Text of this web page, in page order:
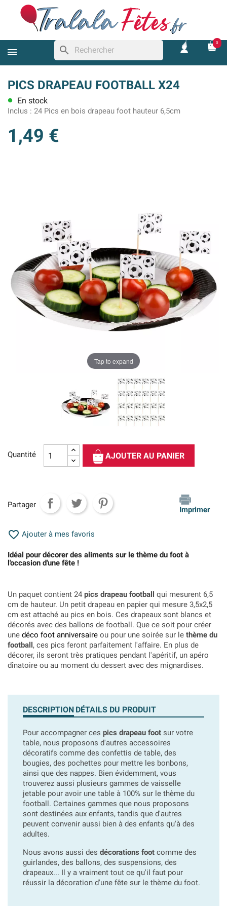
search
0
PICS DRAPEAU FOOTBALL X24
lens En stock
Inclus : 24 Pics en bois drapeau foot hauteur 6,5cm
1,49 €
Tap to expand
Quantité AJOUTER AU PANIER
Partager
Imprimer
 Ajouter à mes favoris
Idéal pour décorer des aliments sur le thème du foot à
l'occasion d'une fête !
Un paquet contient 24 pics drapeau football qui mesurent 6,5
cm de hauteur. Un petit drapeau en papier qui mesure 3,5x2,5
cm est attaché au pics en bois. Ces drapeaux sont blancs et
décorés avec des ballons de football. Que ce soit pour créer
une déco foot anniversaire ou pour une soirée sur le thème du
football, ces pics feront parfaitement l'affaire. En plus de
décorer, ils seront très pratiques pendant l'apéritif, un apéro
dînatoire ou au moment du dessert avec des mignardises.
DESCRIPTION DÉTAILS DU PRODUIT
Pour accompagner ces pics drapeau foot sur votre
table, nous proposons d'autres accessoires
décoratifs comme des confettis de table, des
bougies, des pochettes pour mettre les bonbons,
ainsi que des nappes. Bien évidemment, vous
trouverez aussi plusieurs gammes de vaisselle
jetable pour avoir une table à 100% sur le thème du
football. Certaines gammes que nous proposons
sont destinées aux enfants, tandis que d'autres
peuvent convenir aussi bien à des enfants qu'à des
adultes.
Nous avons aussi des décorations foot comme des
guirlandes, des ballons, des suspensions, des
drapeaux... Il y a vraiment tout ce qu'il faut pour
réussir la décoration d'une fête sur le thème du foot.